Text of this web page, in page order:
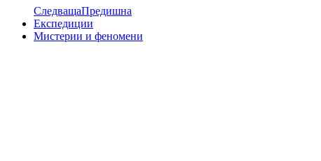
СледващаПредишна
Експедиции
Мистерии и феномени